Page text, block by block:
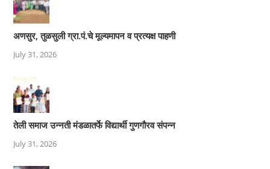
अणसुर, तुळसुली ग्रा.पं.चे मूल्यमापन व प्रत्यक्ष पाहणी
July 31, 2026
तेली समाज उन्नती मंडळातर्फे विद्यार्थी गुणगौरव संपन्न
July 31, 2026